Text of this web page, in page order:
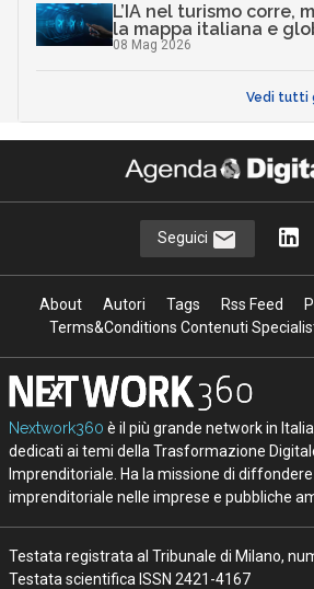
L’IA nel turismo corre,
la mappa italiana e
08 Mag 2026
Vedi tutti
Seguici
About Autori Tags Rss Feed
Terms&Conditions Contenuti
Nextwork360 è il più grande network in
dedicati ai temi della Trasformazione
Imprenditoriale. Ha la missione di
imprenditoriale nelle imprese e pubbliche
Testata registrata al Tribunale di Milano,
Testata scientifica ISSN 2421-4167